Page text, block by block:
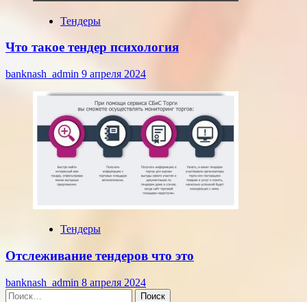
Тендеры
Что такое тендер психология
banknash_admin 9 апреля 2024
Тендеры
Отслеживание тендеров что это
banknash_admin 8 апреля 2024
Найти: